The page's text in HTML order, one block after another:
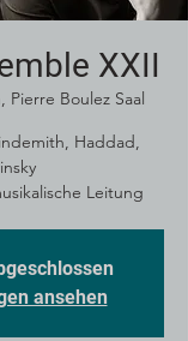
XXII
Pierre Boulez Saal
Haddad,
Leitung
ansehen